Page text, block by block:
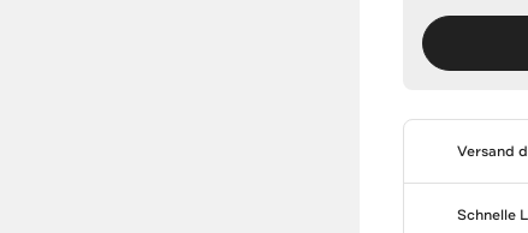
Versand
Schnelle